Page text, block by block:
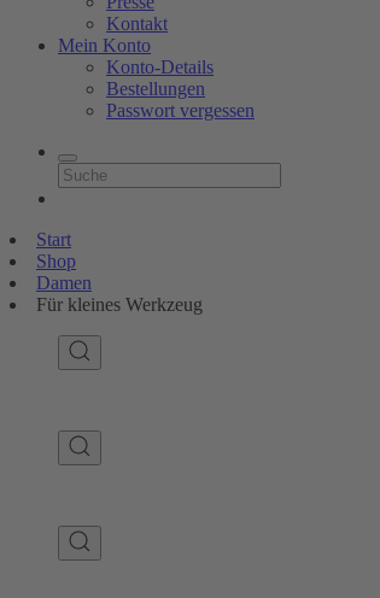
Kontakt
Mein Konto
Konto-Details
Bestellungen
Passwort vergessen
Start
Shop
Damen
Für kleines Werkzeug